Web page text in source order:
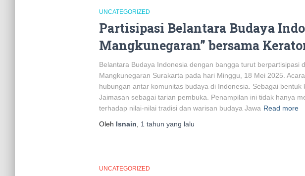
UNCATEGORIZED
Partisipasi Belantara Budaya
Mangkunegaran” bersama
Belantara Budaya Indonesia dengan bangga turut
Mangkunegaran Surakarta pada hari Minggu, 18 Mei 2025.
hubungan antar komunitas budaya di Indonesia. Sebagai
Jaimasan sebagai tarian pembuka. Penampilan ini tidak hanya
terhadap nilai-nilai tradisi dan warisan budaya Jawa Read more
Oleh Isnain 1 tahun yang lalu
UNCATEGORIZED